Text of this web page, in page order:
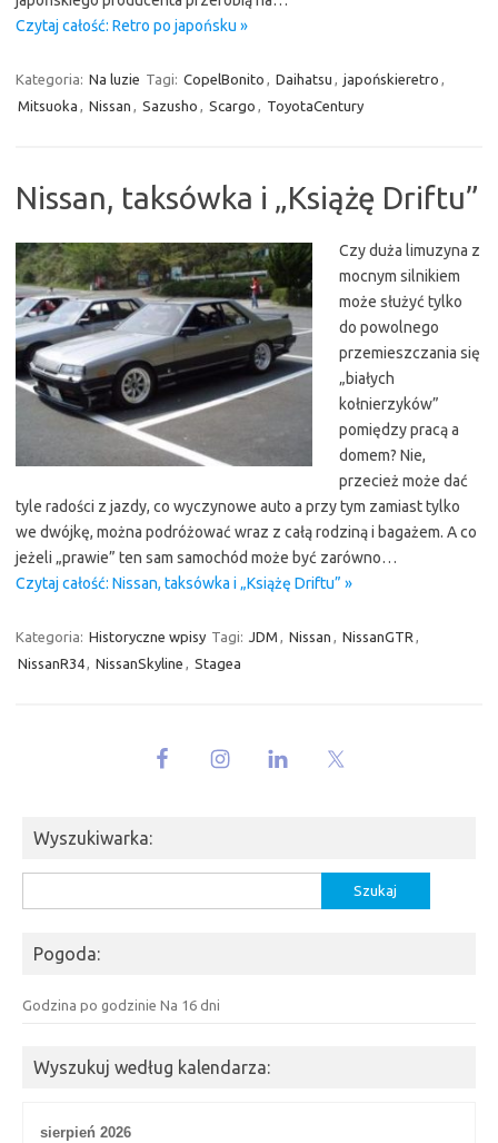
Czytaj całość: Retro po japońsku »
Kategoria: Na luzie Tagi: CopelBonito , Daihatsu , japońskieretro ,
Mitsuoka , Nissan , Sazusho , Scargo , ToyotaCentury
Nissan, taksówka i „Książę Driftu”
Czy duża limuzyna z
mocnym silnikiem
może służyć tylko
do powolnego
przemieszczania się
„białych
kołnierzyków”
pomiędzy pracą a
domem? Nie,
przecież może dać
tyle radości z jazdy, co wyczynowe auto a przy tym zamiast tylko
we dwójkę, można podróżować wraz z całą rodziną i bagażem. A co
jeżeli „prawie” ten sam samochód może być zarówno…
Czytaj całość: Nissan, taksówka i „Książę Driftu” »
Kategoria: Historyczne wpisy Tagi: JDM , Nissan , NissanGTR ,
NissanR34, NissanSkyline , Stagea
Wyszukiwarka:
Pogoda:
Godzina po godzinie Na 16 dni
Wyszukuj według kalendarza:
sierpień 2026